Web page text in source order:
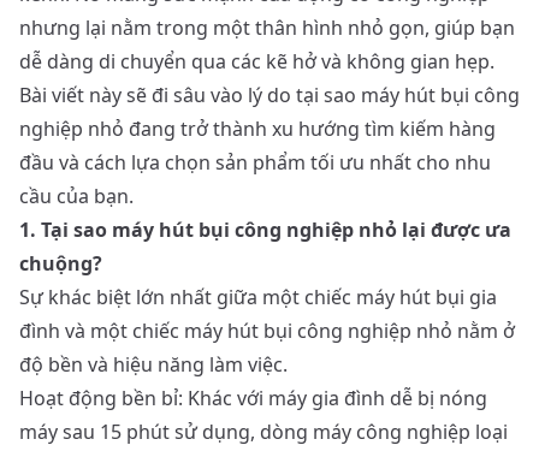
nhưng lại nằm trong một thân hình nhỏ gọn, giúp bạn
dễ dàng di chuyển qua các kẽ hở và không gian hẹp.
Bài viết này sẽ đi sâu vào lý do tại sao máy hút bụi công
nghiệp nhỏ đang trở thành xu hướng tìm kiếm hàng
đầu và cách lựa chọn sản phẩm tối ưu nhất cho nhu
cầu của bạn.
1. Tại sao máy hút bụi công nghiệp nhỏ lại được ưa
chuộng?
Sự khác biệt lớn nhất giữa một chiếc máy hút bụi gia
đình và một chiếc máy hút bụi công nghiệp nhỏ nằm ở
độ bền và hiệu năng làm việc.
Hoạt động bền bỉ: Khác với máy gia đình dễ bị nóng
máy sau 15 phút sử dụng, dòng máy công nghiệp loại